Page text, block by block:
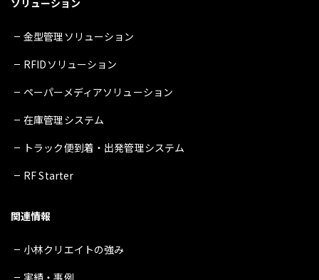
金型管理ソリューション
RFIDソリューション
ペーパーメディアソリューション
在庫管理システム
トラック便到着・出発管理システム
RF Starter
関連情報
小林クリエイトの強み
実績・事例